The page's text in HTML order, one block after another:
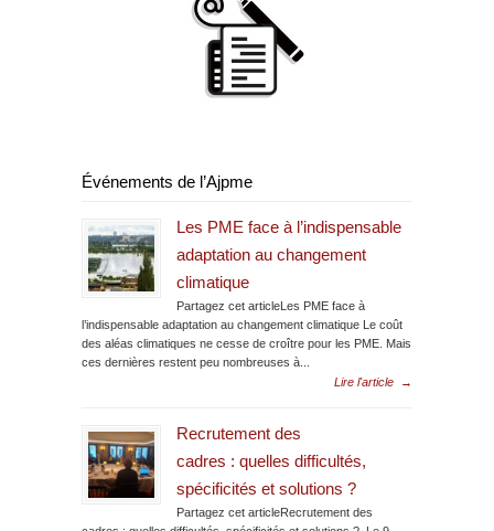
Événements de l’Ajpme
Les PME face à l’indispensable
adaptation au changement
climatique
Partagez cet articleLes PME face à
l’indispensable adaptation au changement climatique Le coût
des aléas climatiques ne cesse de croître pour les PME. Mais
ces dernières restent peu nombreuses à...
Lire l'article
→
Recrutement des
cadres : quelles difficultés,
spécificités et solutions ?
Partagez cet articleRecrutement des